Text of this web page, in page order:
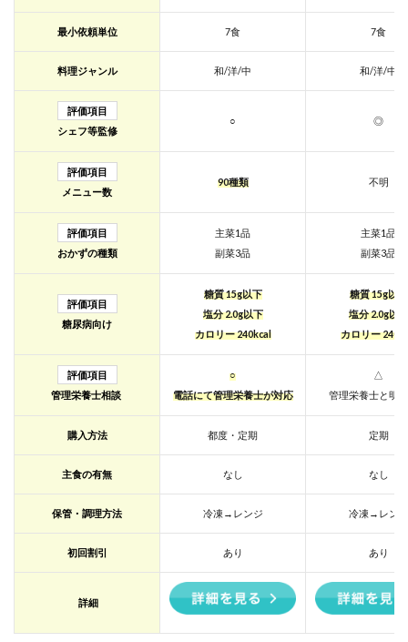
クッ
10位：
コープ
11位：
ワタミ
の宅食
おす
最小依頼単位 7食 7食
料理ジャンル 和/洋/中 和/洋/中
評価項目
シェフ等監修
○ ◎
評価項目
メニュー数
90種類 不明
評価項目
おかずの種類
主菜1品
副菜3品
主菜1品
副菜3品
評価項目
糖尿病向け
糖質 15g以下
塩分 2.0g以下
カロリー 240kcal
糖質 15g以下
塩分 2.0g以下
カロリー
評価項目
管理栄養士相談
○
電話にて管理栄養士が対応
△
管理栄養士と明
購入方法 都度・定期 定期
主食の有無 なし なし
保管・調理方法 冷凍→レンジ 冷凍→レンジ
初回割引 あり あり
詳細